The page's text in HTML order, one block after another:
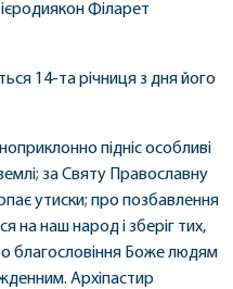
Філарет
14-та річниця з дня його
підніс особливі
за Святу Православну
утиски; про позбавлення
на наш народ і зберіг тих,
благословіння Боже людям
Архіпастир